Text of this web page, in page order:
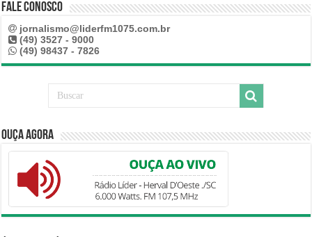
Fale Conosco
jornalismo@liderfm1075.com.br
(49) 3527 - 9000
(49) 98437 - 7826
Ouça Agora